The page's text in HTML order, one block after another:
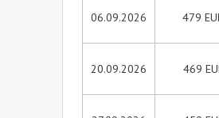
06.09.2026 479
20.09.2026 469